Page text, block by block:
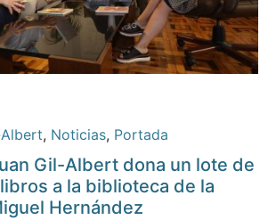
, Noticias, Portada
Gil-Albert dona un lote de
a la biblioteca de la
Hernández